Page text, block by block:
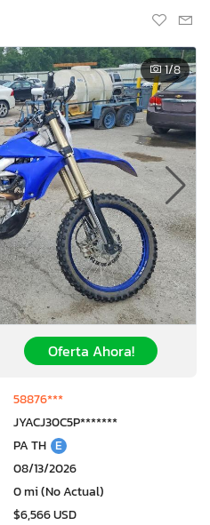
1/8
Oferta Ahora!
58876***
JYACJ30C5P*******
PA TH E
08/13/2026
0 mi (No Actual)
$6,566 USD